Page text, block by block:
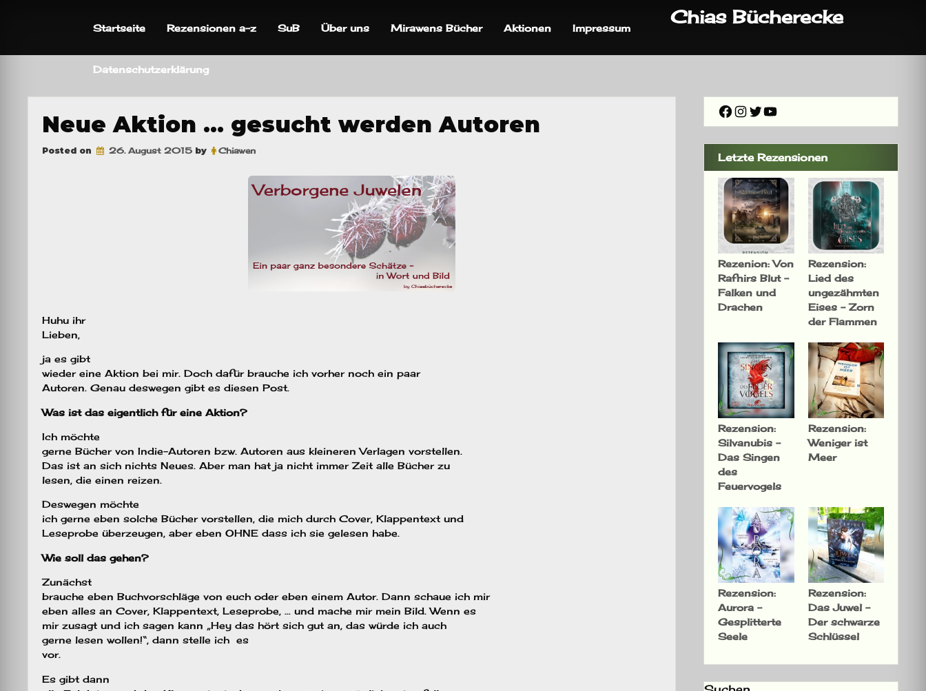
Chias Bücherecke
Startseite Rezensionen a-z SuB Über uns Mirawens Bücher Aktionen Impressum
Datenschutzerklärung
Neue Aktion … gesucht werden Autoren
Posted on 26. August 2015 by Chiawen
Huhu ihr
Lieben,
ja es gibt
wieder eine Aktion bei mir. Doch dafür brauche ich vorher noch ein paar
Autoren. Genau deswegen gibt es diesen Post.
Was ist das eigentlich für eine Aktion?
Ich möchte
gerne Bücher von Indie-Autoren bzw. Autoren aus kleineren Verlagen vorstellen.
Das ist an sich nichts Neues. Aber man hat ja nicht immer Zeit alle Bücher zu
lesen, die einen reizen.
Deswegen möchte
ich gerne eben solche Bücher vorstellen, die mich durch Cover, Klappentext und
Leseprobe überzeugen, aber eben OHNE dass ich sie gelesen habe.
Wie soll das gehen?
Zunächst
brauche eben Buchvorschläge von euch oder eben einem Autor. Dann schaue ich mir
eben alles an Cover, Klappentext, Leseprobe, … und mache mir mein Bild. Wenn es
mir zusagt und ich sagen kann „Hey das hört sich gut an, das würde ich auch
gerne lesen wollen!“, dann stelle ich es
vor.
Es gibt dann
Facebook
Instagram
Twitter
YouTube
Letzte Rezensionen
Rezenion: Von
Rafnirs Blut –
Falken und
Drachen
Rezension:
Lied des
ungezähmten
Eises – Zorn
der Flammen
Rezension:
Silvanubis –
Das Singen
des
Feuervogels
Rezension:
Weniger ist
Meer
Rezension:
Aurora –
Gesplitterte
Seele
Rezension:
Das Juwel –
Der schwarze
Schlüssel